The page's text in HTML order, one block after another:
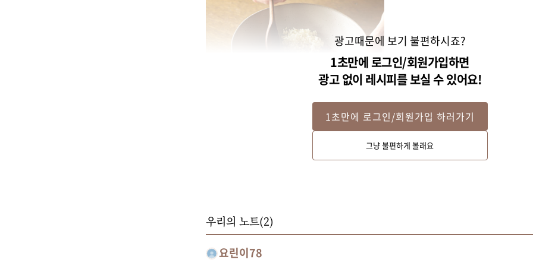
광고때문에 보기 불편하시죠?
1초만에 로그인/회원가입하면
광고 없이 레시피를 보실 수 있어요!
1초만에 로그인/회원가입 하러가기
그냥 불편하게 볼래요
우리의 노트(2)
요린이78